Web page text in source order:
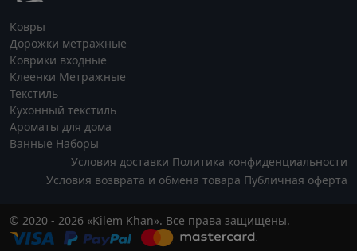
Ковры
Дорожки метражные
Коврики входные
Клеенки Метражные
Текстиль
Кухонный текстиль
Ароматы для дома
Ванные Наборы
Условия доставки Политика конфиденциальности
Условия возврата и обмена товара Публичная оферта
© 2020 - 2026 «Kilem Khan». Все права защищены.